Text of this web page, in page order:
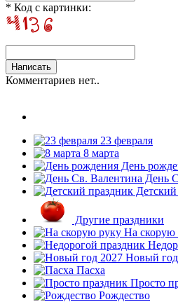
* Код с картинки:
Комментариев нет..
23 февраля
8 марта
День
День
Другие праздники
На скорую
Новый
Пасха
Просто
Рождество